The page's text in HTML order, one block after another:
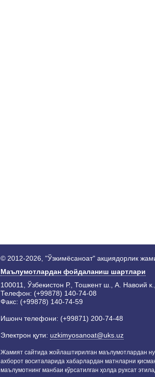
© 2012-2026, "Ўзкимёсаноат" акциядорлик
Маълумотлардан фойдаланиш шартлари
100011, Ўзбекистон Р., Тошкент ш., А. Навоий
Телефон: (+99878) 140-74-08
Факс: (+99878) 140-74-59
Ишонч телефони: (+99871) 200-74-48
Электрон қути: uzkimyosanoat@uks.uz
Жамият сайтида жойлаштирилган маълумотлардан
ахборот воситаларида хабарлардан матнларни
маълумотнинг манбаи кўрсатилган ҳолда рухсат